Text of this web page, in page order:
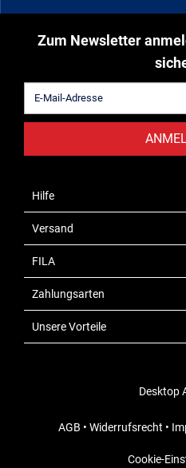
Zum Newsletter
Hilfe
Versand
FILA
Zahlungsarten
Unsere Vorteile
Desktop
AGB • Widerrufsrecht •
Cookie-